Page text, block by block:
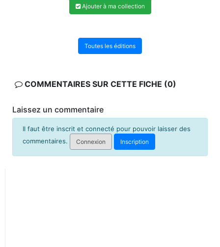
Ajouter à ma collection
Toutes les éditions
COMMENTAIRES SUR CETTE FICHE (0)
Laissez un commentaire
Il faut être inscrit et connecté pour pouvoir laisser des
commentaires.
Connexion Inscription